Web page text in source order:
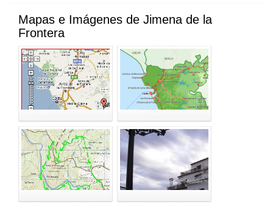
Mapas e Imágenes de Jimena de la
Frontera